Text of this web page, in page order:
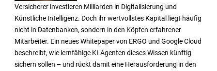
Versicherer investieren Milliarden in Digitalisierung und
Künstliche Intelligenz. Doch ihr wertvollstes Kapital liegt häufig
nicht in Datenbanken, sondern in den Köpfen erfahrener
Mitarbeiter. Ein neues Whitepaper von ERGO und Google Cloud
beschreibt, wie lernfähige KI-Agenten dieses Wissen künftig
sichern sollen – und rückt damit eine Herausforderung in den